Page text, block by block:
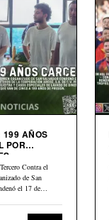
199 AÑOS
POR
Contra el
de San
el 17 de